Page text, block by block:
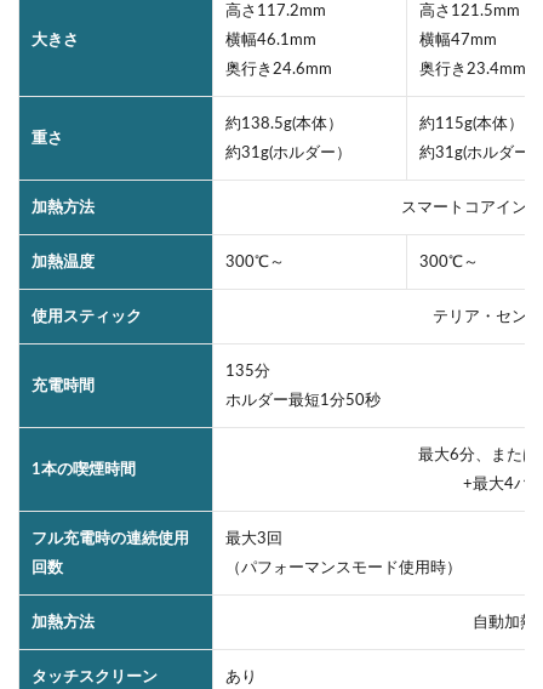
大きさ
高さ117.2mm
横幅46.1mm
奥行き24.6mm
高さ121.5mm
横幅47mm
奥行き23.4mm
重さ
約138.5g(本体）
約31g(ホルダー）
約115g(本体）
約31g(ホルダー
加熱方法 スマートコアイン
加熱温度 300℃～ 300℃～
使用スティック テリア・セン
充電時間
135分
ホルダー最短1分50秒
1本の喫煙時間
最大6分、または
+最大4パ
フル充電時の連続使用
回数
最大3回
（パフォーマンスモード使用時）
加熱方法 自動加熱
タッチスクリーン あり